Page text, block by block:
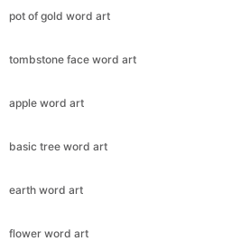
pot of gold word art
tombstone face word art
apple word art
basic tree word art
earth word art
flower word art